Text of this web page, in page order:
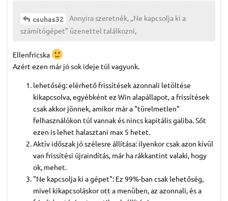
csuhas32
Annyira szeretnék, „Ne kapcsolja ki a
számítógépet” üzenettel találkozni,
Ellenfricska
Azért ezen már jó sok ideje túl vagyunk.
lehetőség: elérhető frissítések azonnali letöltése
kikapcsolva, egyébként ez Win alapállapot, a frissítések
csak akkor jönnek, amikor már a "türelmetlen"
felhasználókon túl vannak és nincs kapitális galiba. Sőt
ezen is lehet halasztani max 5 hetet.
Aktív időszak jó szélesre állítása: ilyenkor csak azon kívül
van frissítési újraindítás, már ha rákkantint valaki, hogy
ok, mehet.
"Ne kapcsolja ki a gépet": Ez 99%-ban csak lehetőség,
mivel kikapcsoláskor ott a menüben, az azonnali, és a